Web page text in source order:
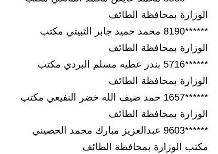
الوزارة بمحافظة الطائف
******8190 محمد حميد جابر الثبيتي مكتب
الوزارة بمحافظة الطائف
******5716 بندر عطيه مسلم البردي مكتب
الوزارة بمحافظة الطائف
******1657 حمد ضيف الله خضر النفيعي مكتب
الوزارة بمحافظة الطائف
******9603 عبدالعزيز مبارك محمد الحصيني
مكتب الوزارة بمحافظة الطائف